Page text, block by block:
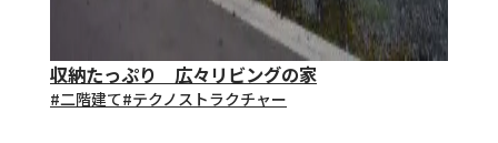
収納たっぷり 広々リビングの家
#⼆階建て#テクノストラクチャー